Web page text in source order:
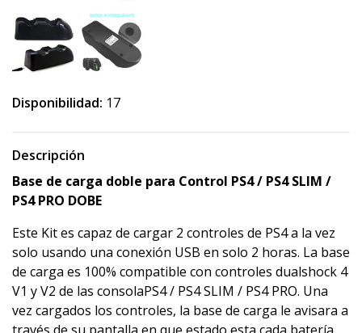
Disponibilidad: 17
Descripción
Base de carga doble para Control PS4 / PS4 SLIM /
PS4 PRO DOBE
Este Kit es capaz de cargar 2 controles de PS4 a la vez
solo usando una conexión USB en solo 2 horas. La base
de carga es 100% compatible con controles dualshock 4
V1 y V2 de las consolaPS4 / PS4 SLIM / PS4 PRO. Una
vez cargados los controles, la base de carga le avisara a